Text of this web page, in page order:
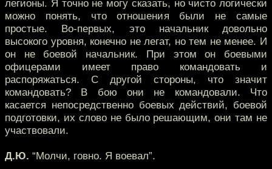
легионы. Я точно не могу сказать, но чисто логически
можно понять, что отношения были не самые
простые. Во-первых, это начальник довольно
высокого уровня, конечно не легат, но тем не менее. И
он не боевой начальник. При этом он боевыми
офицерами имеет право командовать и
распоряжаться. С другой стороны, что значит
командовать? В бою они не командовали. Что
касается непосредственно боевых действий, боевой
подготовки, их слово не было решающим, они там не
участвовали.
Д.Ю. “Молчи, говно. Я воевал”.